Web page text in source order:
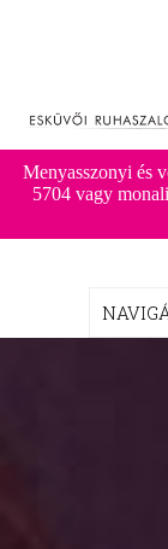
Menyasszonyi és
5704 vagy